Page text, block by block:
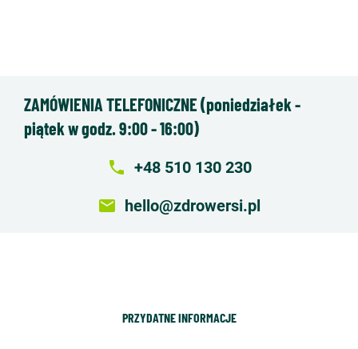
ZAMÓWIENIA TELEFONICZNE (poniedziałek -
piątek w godz. 9:00 - 16:00)
local_phone +48 510 130 230
email hello@zdrowersi.pl
PRZYDATNE INFORMACJE